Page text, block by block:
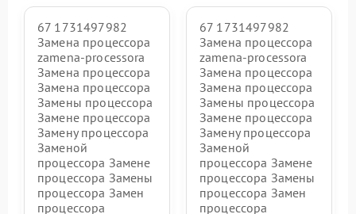
67 1731497982
Замена процессора
zamena-processora
Замена процессора
Замена процессора
Замены процессора
Замене процессора
Замену процессора
Заменой
процессора Замене
процессора Замены
процессора Замен
процессора
67 1731497982
Замена процессора
zamena-processora
Замена процессора
Замена процессора
Замены процессора
Замене процессора
Замену процессора
Заменой
процессора Замене
процессора Замены
процессора Замен
процессора